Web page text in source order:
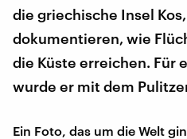
die griechische Insel
dokumentieren, wie
die Küste erreichen. Für
wurde er mit dem
Ein Foto, das um die Welt